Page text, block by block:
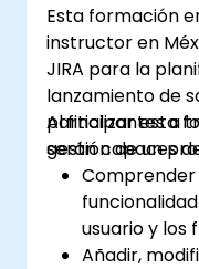
Esta formación
instructor en
JIRA para la
lanzamiento de
participantes a
gestión de un
Al finalizar esta
serán capaces
usuario y los
Añadir,